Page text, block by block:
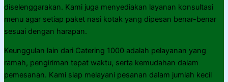
diselenggarakan. Kami juga menyediakan layanan konsultasi
menu agar setiap paket nasi kotak yang dipesan benar-benar
sesuai dengan harapan.
Keunggulan lain dari Catering 1000 adalah pelayanan yang
ramah, pengiriman tepat waktu, serta kemudahan dalam
pemesanan. Kami siap melayani pesanan dalam jumlah kecil